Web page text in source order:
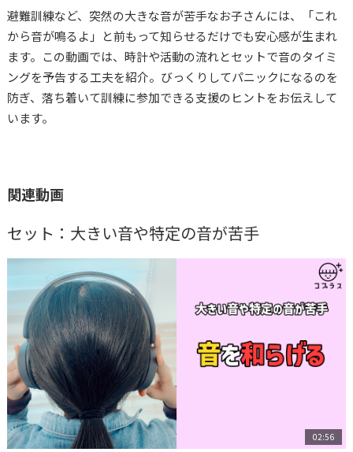
コプラス 河内山冴
避難訓練など、突然の大きな音が苦手なお子さんには、「これ
から音が鳴るよ」と前もって知らせるだけでも安心感が生まれ
ます。この動画では、時計や活動の流れとセットで音のタイミ
ングを予告する工夫を紹介。びっくりしてパニックになるのを
防ぎ、落ち着いて訓練に参加できる支援のヒントをお伝えして
います。
関連動画
セット：大きい音や特定の音が苦手
02:56